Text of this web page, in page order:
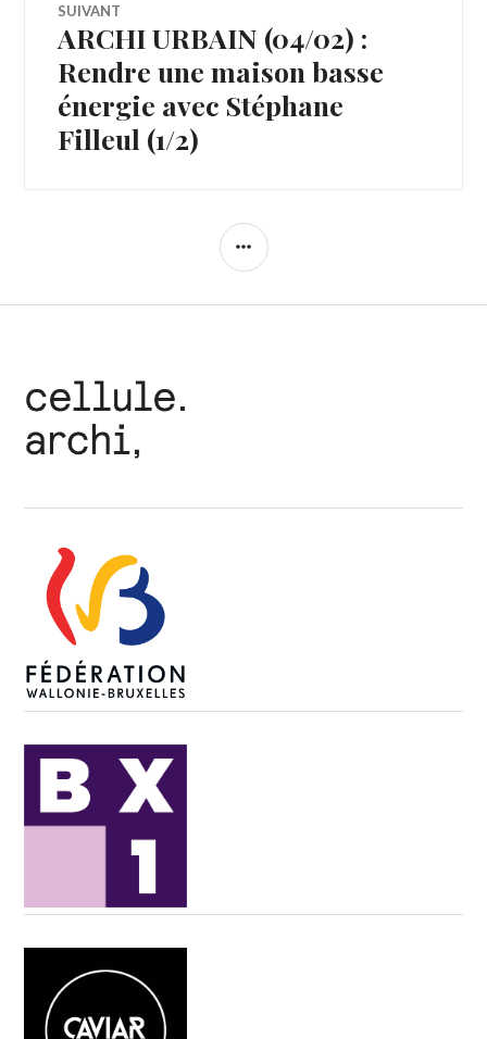
SUIVANT
Article
Suivant:
ARCHI URBAIN (04/02) :
Rendre une maison basse
énergie avec Stéphane
Filleul (1/2)
COLONNE